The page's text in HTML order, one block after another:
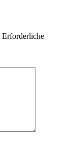
Erforderliche